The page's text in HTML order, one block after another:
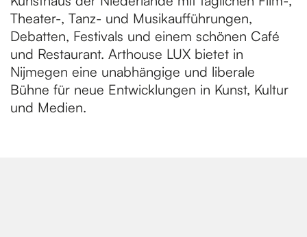
Theater-, Tanz- und Musikaufführungen,
Debatten, Festivals und einem schönen Café
und Restaurant. Arthouse LUX bietet in
Nijmegen eine unabhängige und liberale
Bühne für neue Entwicklungen in Kunst, Kultur
und Medien.